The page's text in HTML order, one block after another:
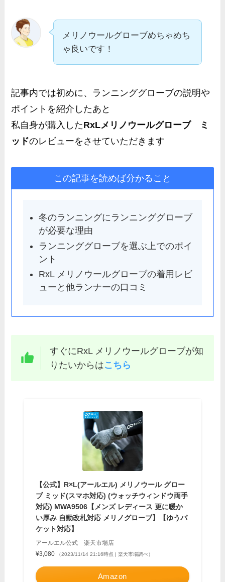
メリノウールグローブめちゃめち
ゃ良いです！
記事内では初めに、ランニンググローブの説明や
ポイントを紹介したあと
私自身が購入したRxLメリノウールグローブ ミ
ッドのレビューをさせていただきます
この記事を読めば分かること
冬のランニングにランニンググローブ
が必要な理由
ランニンググローブを選ぶ上でのポイ
ント
RxL メリノウールグローブの着用レビ
ューと他ランナーの口コミ
すぐにRxL メリノウールグローブが知
りたいからはこちら
【公式】R×L(アールエル) メリノウール グロー
ブ ミッド(スマホ対応) (ウォッチウィンドウ両手
対応) MWA9506【メンズ レディース 更に暖か
い厚み 自動改札対応 メリノグローブ】【ゆうパ
ケット対応】
アールエル公式 楽天市場店
¥3,080
（2023/11/14 21:16時点 | 楽天市場調べ）
Amazon